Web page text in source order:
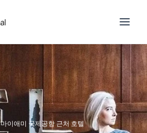
마이애미 국제공항 근처 호텔